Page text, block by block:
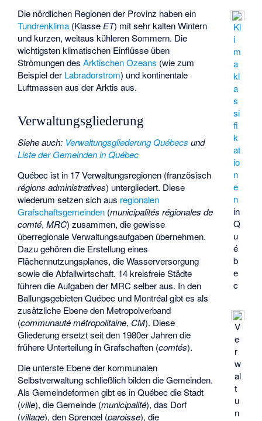
Kl
i
m
a
kl
a
s
si
fi
k
at
io
n
e
n
in
Q
u
é
b
e
c
Die nördlichen Regionen der Provinz haben ein
Tundrenklima (Klasse ET) mit sehr kalten Wintern
und kurzen, weitaus kühleren Sommern. Die
wichtigsten klimatischen Einflüsse üben
Strömungen desArktischen Ozeans (wie zum
Beispiel der Labradorstrom) und kontinentale
Luftmassen aus der Arktis aus.
Verwaltungsgliederung
Siehe auch: Verwaltungsgliederung Québecs und
Liste der Gemeinden in Québec
V
e
r
w
al
t
u
n
Québec ist in 17 Verwaltungsregionen (französisch
régions administratives) untergliedert. Diese
wiederum setzen sich aus regionalen
Grafschaftsgemeinden (municipalités régionales de
comté,MRC) zusammen, die gewisse
überregionale Verwaltungsaufgaben übernehmen.
Dazu gehören die Erstellung eines
Flächennutzungsplanes, die Wasserversorgung
sowie die Abfallwirtschaft. 14 kreisfreie Städte
führen die Aufgaben der MRC selber aus. In den
Ballungsgebieten Québec und Montréal gibt es als
zusätzliche Ebene den Metropolverband
(communauté métropolitaine, CM). Diese
Gliederung ersetzt seit den 1980er Jahren die
frühere Unterteilung in Grafschaften (comtés).
Die unterste Ebene der kommunalen
Selbstverwaltung schließlich bilden die Gemeinden.
Als Gemeindeformen gibt es in Québec die Stadt
(ville), die Gemeinde (municipalité), das Dorf
(village), den Sprengel (paroisse), die